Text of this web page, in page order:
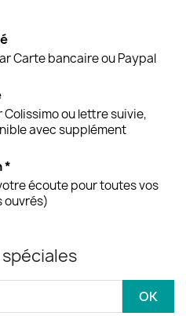
Carte bancaire ou Paypal
Colissimo ou lettre suivie,
avec supplément
*
écoute pour toutes vos
ouvrés)